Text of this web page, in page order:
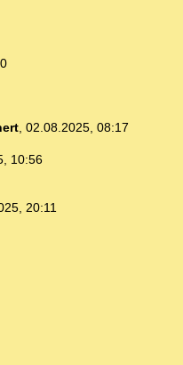
, 02.08.2025, 08:17
10:56
20:11